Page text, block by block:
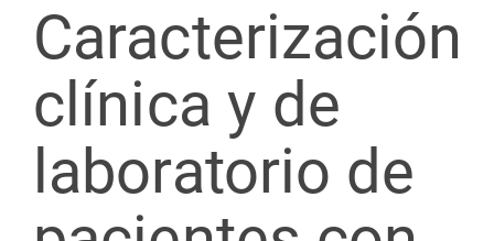
Caracterización
clínica y de
laboratorio de